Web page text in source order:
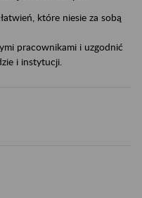
które niesie za sobą
pracownikami i uzgodnić
i instytucji.